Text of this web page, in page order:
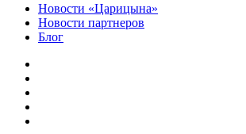
Новости «Царицына»
Новости партнеров
Блог